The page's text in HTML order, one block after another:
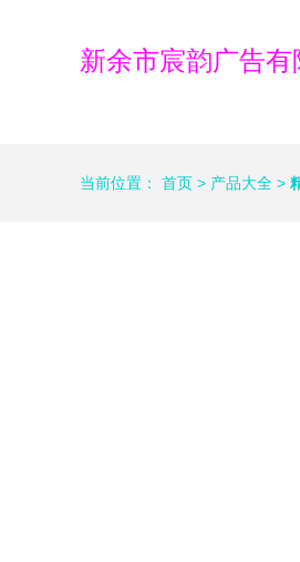
新余市宸韵广告有
当前位置： 首页 > 产品大全 >